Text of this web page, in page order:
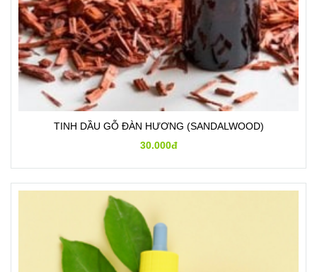
TINH DẦU GỖ ĐÀN HƯƠNG (SANDALWOOD)
30.000đ